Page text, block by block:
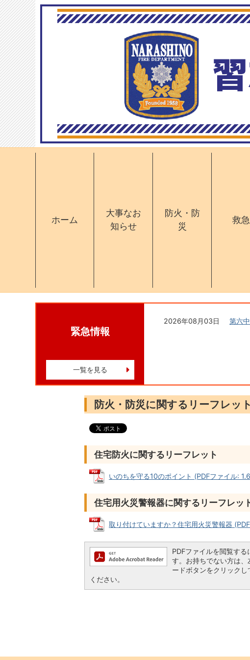
ホーム
大事なお
知らせ
防火・防
災
救急
緊急情報
一覧を見る
2026年08月03日 第六
防火・防災に関するリーフレット
住宅防火に関するリーフレット
いのちを守る10のポイント (PDFファイル:
住宅用火災警報器に関するリーフレッ
取り付けていますか？住宅用火災警報器
PDFファイルを閲覧す
す。お持ちでない方は
ードボタンをクリック
ください。